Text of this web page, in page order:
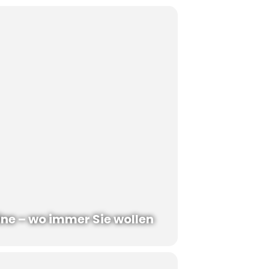
– wo immer Sie wollen